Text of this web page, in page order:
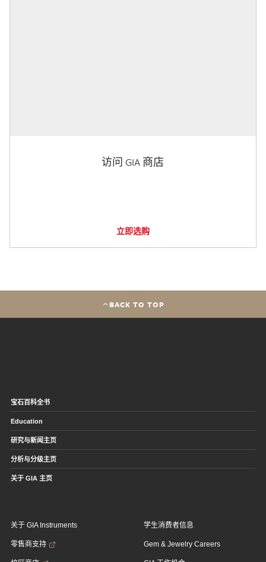
访问 GIA 商店
立即选购
BACK TO TOP
宝石百科全书
Education
研究与新闻主页
分析与分级主页
关于 GIA 主页
关于 GIA Instruments
零售商支持
学生消费者信息
Gem & Jewelry Careers